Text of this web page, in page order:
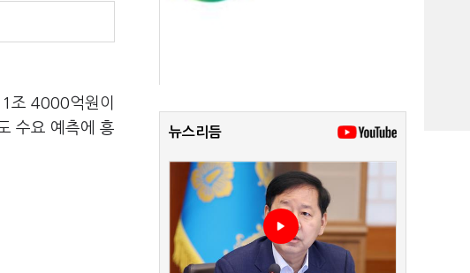
조 4000억원이
수요 예측에 흥
뉴스리듬